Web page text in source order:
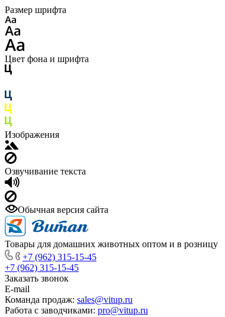
Размер шрифта
Цвет фона и шрифта
Изображения
Озвучивание текста
Обычная версия сайта
Товары для домашних животных оптом и в розницу
+7 (962) 315-15-45
+7 (962) 315-15-45
Заказать звонок
E-mail
Команда продаж: sales@vitup.ru
Работа с заводчиками: pro@vitup.ru